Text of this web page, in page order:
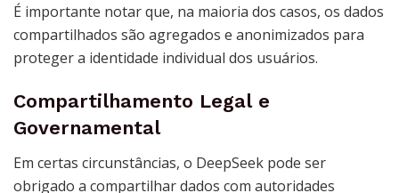
É importante notar que, na maioria dos casos, os dados
compartilhados são agregados e anonimizados para
proteger a identidade individual dos usuários.
Compartilhamento Legal e
Governamental
Em certas circunstâncias, o DeepSeek pode ser
obrigado a compartilhar dados com autoridades